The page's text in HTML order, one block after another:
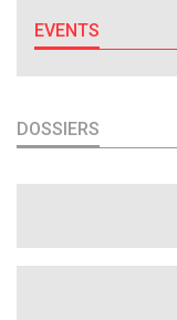
EVENTS
DOSSIERS